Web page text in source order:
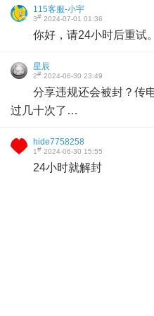
115客服-小宇
3# 2024-07-01 01:36
你好，请24小时后重试。
星辰
2# 2024-06-30 23:49
分享违规还会被封？传
过几十次了…
hide7758258
1# 2024-06-30 15:55
24小时就解封